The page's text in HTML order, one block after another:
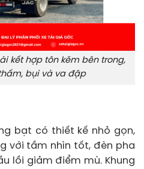
kết hợp tôn kẽm bên trong,
bụi và va đập
bạt có thiết kế nhỏ gọn,
với tầm nhìn tốt, đèn pha
lồi giảm điểm mù. Khung